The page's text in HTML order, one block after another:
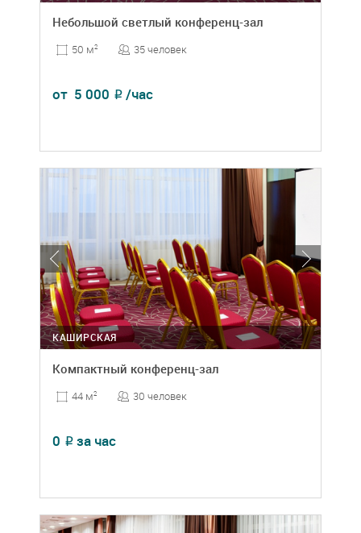
Небольшой светлый конференц-зал
50 м2 35 человек
от 5 000 ₽ /час
КАШИРСКАЯ
Компактный конференц-зал
44 м2 30 человек
0 ₽ за час